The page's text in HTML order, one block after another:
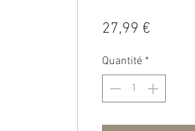
27,99 €
Quantité *